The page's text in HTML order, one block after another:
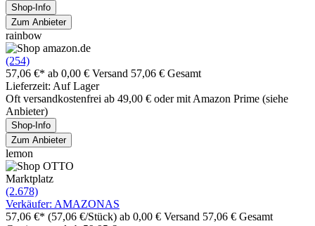
Shop-Info
Zum Anbieter
rainbow
(254)
57,06 €* ab 0,00 € Versand 57,06 € Gesamt
Lieferzeit: Auf Lager
Oft versandkostenfrei ab 49,00 € oder mit Amazon Prime (siehe
Anbieter)
Shop-Info
Zum Anbieter
lemon
Marktplatz
(2.678)
Verkäufer: AMAZONAS
57,06 €* (57,06 €/Stück) ab 0,00 € Versand 57,06 € Gesamt